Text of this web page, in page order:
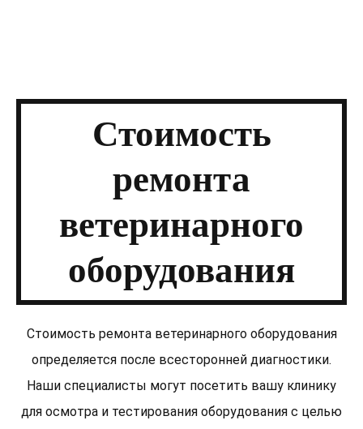
Стоимость
ремонта
ветеринарного
оборудования
Стоимость ремонта ветеринарного оборудования
определяется после всесторонней диагностики.
Наши специалисты могут посетить вашу клинику
для осмотра и тестирования оборудования с целью